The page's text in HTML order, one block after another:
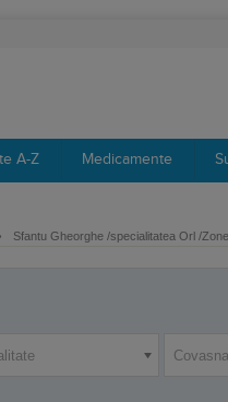
A-Z Medicamente
› Sfantu Gheorghe /specialitatea Orl /Zone
Covasna